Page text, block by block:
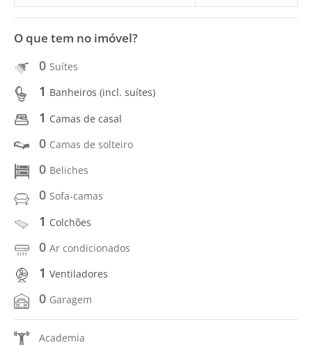
O que tem no imóvel?
0 Suítes
1 Banheiros (incl. suítes)
1 Camas de casal
0 Camas de solteiro
0 Beliches
0 Sofa-camas
1 Colchões
0 Ar condicionados
1 Ventiladores
0 Garagem
Academia